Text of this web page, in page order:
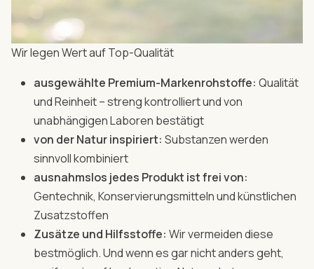
Wir legen Wert auf Top-Qualität
ausgewählte Premium-Markenrohstoffe: Qualität
und Reinheit – streng kontrolliert und von
unabhängigen Laboren bestätigt
von der Natur inspiriert: Substanzen werden
sinnvoll kombiniert
ausnahmslos jedes Produkt ist frei von:
Gentechnik, Konservierungsmitteln und künstlichen
Zusatzstoffen
Zusätze und Hilfsstoffe: Wir vermeiden diese
bestmöglich. Und wenn es gar nicht anders geht,